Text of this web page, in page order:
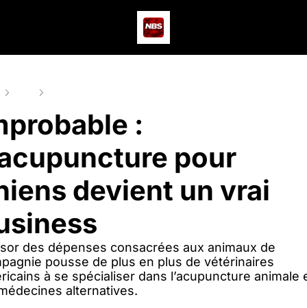
:
pour
devient un vrai
des dépenses consacrées aux animaux de
pousse de plus en plus de vétérinaires
à se spécialiser dans l’acupuncture animale
alternatives.